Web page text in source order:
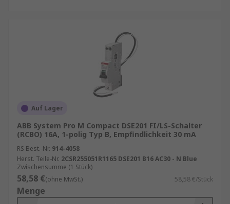
Auf Lager
ABB System Pro M Compact DSE201 FI/LS-Schalter
(RCBO) 16A, 1-polig Typ B, Empfindlichkeit 30 mA
RS Best.-Nr. 914-4058
Herst. Teile-Nr. 2CSR255051R1165 DSE201 B16 AC30 - N Blue
Zwischensumme (1 Stück)
58,58 €(ohne MwSt.) 58,58 €/Stück
Menge